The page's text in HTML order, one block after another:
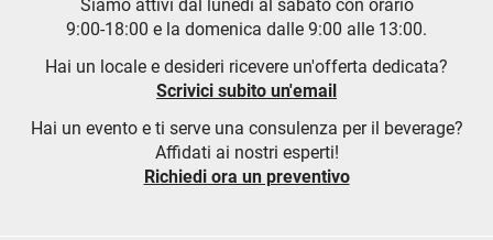
Siamo attivi dal lunedì al sabato con orario
9:00-18:00 e la domenica dalle 9:00 alle 13:00.
Hai un locale e desideri ricevere un'offerta dedicata?
Scrivici subito un'email
Hai un evento e ti serve una consulenza per il beverage?
Affidati ai nostri esperti!
Richiedi ora un preventivo